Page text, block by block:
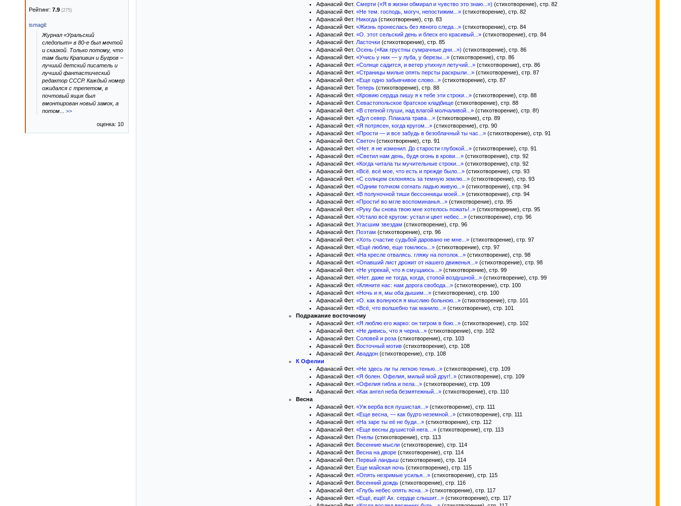
Афанасий Фет. Смерти («Я в жизни обмирал и чувство это знаю...») (стихотворение), стр. 82
Афанасий Фет. «Не тем. господь, могуч, непостижим...» (стихотворение), стр. 82
Афанасий Фет. Никогда (стихотворение), стр. 83
Афанасий Фет. «Жизнь пронеслась без явного следа...» (стихотворение), стр. 84
Афанасий Фет. «О. этот сельский день и блеск его красивый...» (стихотворение), стр. 84
Афанасий Фет. Ласточки (стихотворение), стр. 85
Афанасий Фет. Осень («Как грустны сумрачные дни...») (стихотворение), стр. 86
Афанасий Фет. «Учись у них — у луба, у березы...» (стихотворение), стр. 86
Афанасий Фет. «Солнце садится, и ветер утихнул летучий...» (стихотворение), стр. 86
Афанасий Фет. «Страницы милые опять персты раскрыли...» (стихотворение), стр. 87
Афанасий Фет. «Еще одно забывчивое слово...» (стихотворение), стр. 87
Афанасий Фет. Теперь (стихотворение), стр. 88
Афанасий Фет. «Кровию сердца пишу я к тебе эти строки...» (стихотворение), стр. 88
Афанасий Фет. Севастопольское братское кладбище (стихотворение), стр. 88
Афанасий Фет. «В степной глуши, над влагой молчаливой...» (стихотворение), стр. 8!)
Афанасий Фет. «Дул север. Плакала трава…» (стихотворение), стр. 89
Афанасий Фет. «Я потрясен, когда кругом...» (стихотворение), стр. 90
Афанасий Фет. «Прости — и все забудь в безоблачный ты час...» (стихотворение), стр. 91
Афанасий Фет. Светоч (стихотворение), стр. 91
Афанасий Фет. «Нет. я не изменил. До старости глубокой...» (стихотворение), стр. 91
Афанасий Фет. «Светил нам день, будя огонь в крови…» (стихотворение), стр. 92
Афанасий Фет. «Когда читала ты мучительные строки...» (стихотворение), стр. 92
Афанасий Фет. «Всё. всё мое, что есть и прежде было...» (стихотворение), стр. 93
Афанасий Фет. «С солнцем склоняясь за темную землю...» (стихотворение), стр. 93
Афанасий Фет. «Одним толчком согнать ладью живую...» (стихотворение), стр. 94
Афанасий Фет. «В полуночной тиши бессонницы моей...» (стихотворение), стр. 94
Афанасий Фет. «Прости! во мгле воспоминанья...» (стихотворение), стр. 95
Афанасий Фет. «Руку бы снова твою мне хотелось пожать!..» (стихотворение), стр. 95
Афанасий Фет. «Устало всё кругом: устал и цвет небес...» (стихотворение), стр. 96
Афанасий Фет. Угасшим звездам (стихотворение), стр. 96
Афанасий Фет. Поэтам (стихотворение), стр. 96
Афанасий Фет. «Хоть счастие судьбой даровано не мне...» (стихотворение), стр. 97
Афанасий Фет. «Ещё люблю, еще томлюсь...» (стихотворение), стр. 97
Афанасий Фет. «На кресле отвалясь. гляжу на потолок...» (стихотворение), стр. 98
Афанасий Фет. «Опавший лист дрожит от нашего движенья...» (стихотворение), стр. 98
Афанасий Фет. «Не упрекай, что я смущаюсь...» (стихотворение), стр. 99
Афанасий Фет. «Нет. даже не тогда, когда, стопой воздушной...» (стихотворение), стр. 99
Афанасий Фет. «Кляните нас: нам дорога свобода...» (стихотворение), стр. 100
Афанасий Фет. «Ночь и я, мы оба дышим...» (стихотворение), стр. 100
Афанасий Фет. «О. как волнуюся я мыслию больною...» (стихотворение), стр. 101
Афанасий Фет. «Всё, что волшебно так манило...» (стихотворение), стр. 101
Подражание восточному
Афанасий Фет. «Я люблю его жарко: он тигром в бою...» (стихотворение), стр. 102
Афанасий Фет. «Не дивись, что я черна...» (стихотворение), стр. 102
Афанасий Фет. Соловей и роза (стихотворение), стр. 103
Афанасий Фет. Восточный мотив (стихотворение), стр. 108
Афанасий Фет. Аваддон (стихотворение), стр. 108
К Офелии
Афанасий Фет. «Не здесь ли ты легкою тенью...» (стихотворение), стр. 109
Афанасий Фет. «Я болен. Офелия, милый мой друг!..» (стихотворение), стр. 109
Афанасий Фет. «Офелия гибла и пела...» (стихотворение), стр. 109
Афанасий Фет. «Как ангел неба безмятежный...» (стихотворение), стр. 110
Весна
Афанасий Фет. «Уж верба вся пушистая...» (стихотворение), стр. 111
Афанасий Фет. «Еще весна, — как будто неземной...» (стихотворение), стр. 111
Афанасий Фет. «На заре ты её не буди...» (стихотворение), стр. 112
Афанасий Фет. «Еще весны душистой нега…» (стихотворение), стр. 113
Афанасий Фет. Пчелы (стихотворение), стр. 113
Афанасий Фет. Весенние мысли (стихотворение), стр. 114
Афанасий Фет. Весна на дворе (стихотворение), стр. 114
Афанасий Фет. Первый ландыш (стихотворение), стр. 114
Афанасий Фет. Еще майская ночь (стихотворение), стр. 115
Афанасий Фет. «Опять незримые усилья...» (стихотворение), стр. 115
Афанасий Фет. Весенний дождь (стихотворение), стр. 116
Афанасий Фет. «Глубь небес опять ясна...» (стихотворение), стр. 117
Афанасий Фет. «Ещё, ещё! Ах. сердце слышит...» (стихотворение), стр. 117
Рейтинг: 7.9 (275)
ismagil:
Журнал «Уральский
следопыт» в 80-е был мечтой
и сказкой. Только потому, что
там были Крапивин и Бугров –
лучший детский писатель и
лучший фантастический
редактор СССР. Каждый номер
ожидался с трепетом, в
почтовый ящик был
вмонтирован новый замок, а
потом
>>
оценка: 10